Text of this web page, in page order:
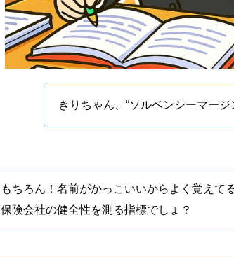
きりちゃん、“ソルベンシーマージ
もちろん！名前がかっこいいからよく覚えて
保険会社の健全性を測る指標でしょ？